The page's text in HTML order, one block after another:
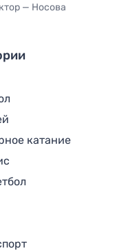
— Носова
катание